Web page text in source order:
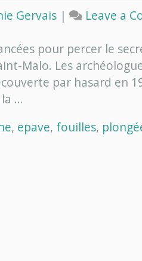
Gervais | Leave a
pour percer le
Malo. Les
par hasard en
…
, epave, fouilles,